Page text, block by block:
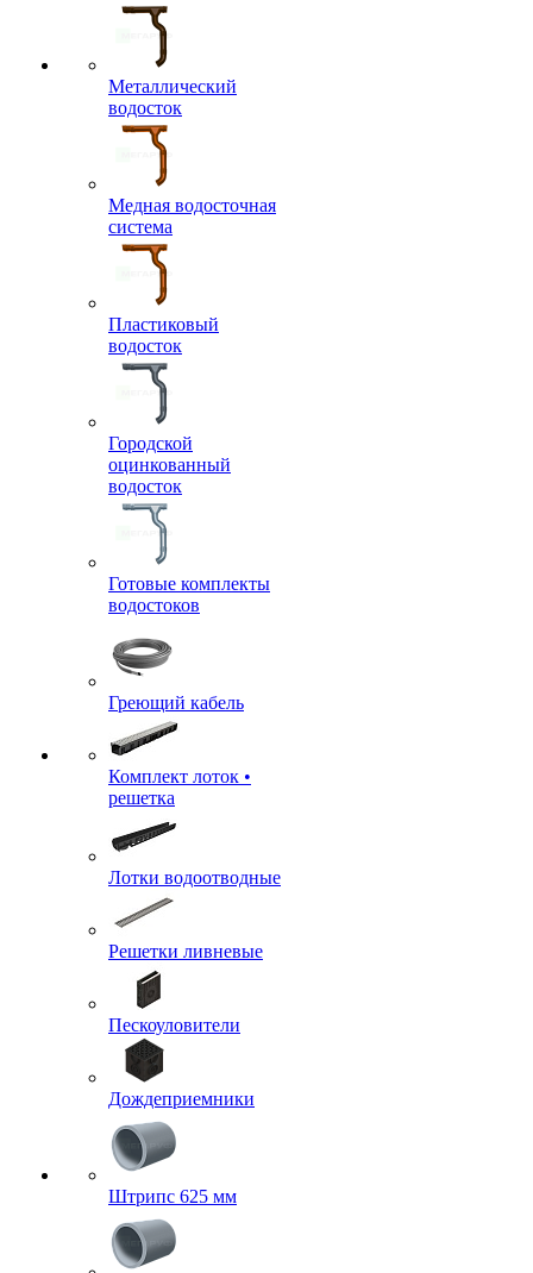
Металлический
водосток
Медная водосточная
система
Пластиковый
водосток
Городской
оцинкованный
водосток
Готовые комплекты
водостоков
Греющий кабель
Комплект лоток •
решетка
Лотки водоотводные
Решетки ливневые
Пескоуловители
Дождеприемники
Штрипс 625 мм